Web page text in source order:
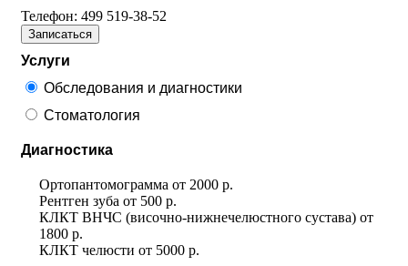
Телефон: 499 519-38-52
Записаться
Услуги
Обследования и диагностики
Стоматология
Диагностика
Ортопантомограмма от 2000 р.
Рентген зуба от 500 р.
КЛКТ ВНЧС (височно-нижнечелюстного сустава) от
1800 р.
КЛКТ челюсти от 5000 р.